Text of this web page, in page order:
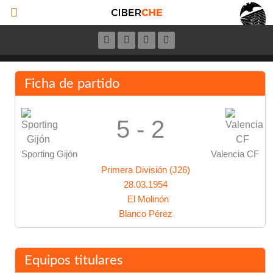
Ficha de partido
Sporting Gijón
5 - 2
Valencia CF
Primera División (J26)
28.03.1954
El Molinón
Blanco Pérez
Equipos titulares